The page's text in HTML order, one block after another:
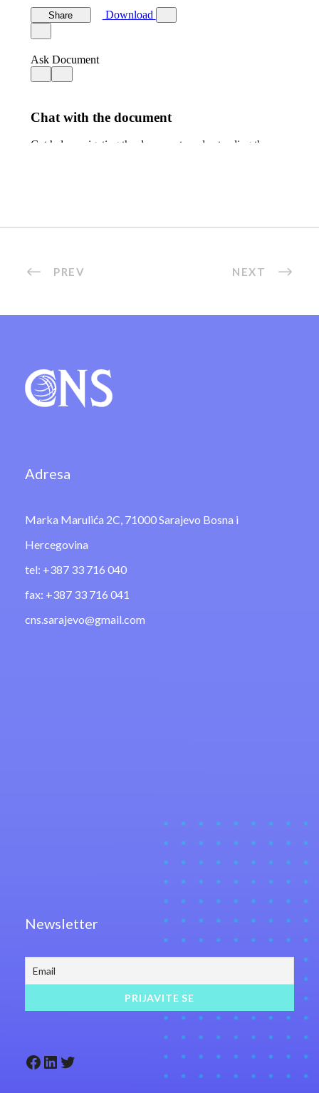
PREV NEXT
Adresa
Marka Marulića 2C, 71000 Sarajevo Bosna i
Hercegovina
tel: +387 33 716 040
fax: +387 33 716 041
cns.sarajevo@gmail.com
Newsletter
Facebook LinkedIn Twitter